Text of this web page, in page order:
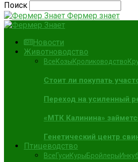
Поиск
Фермер знает
Новости
Животноводство
ВсеКозыКролиководство
Стоит ли покупать
Переход на усиленный
«МТК Калинина»
Генетический центр
Птицеводство
ВсеГусиКурыБройлеры